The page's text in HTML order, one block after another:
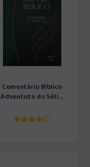
Comentário Bíblico
Adventista do Séti...